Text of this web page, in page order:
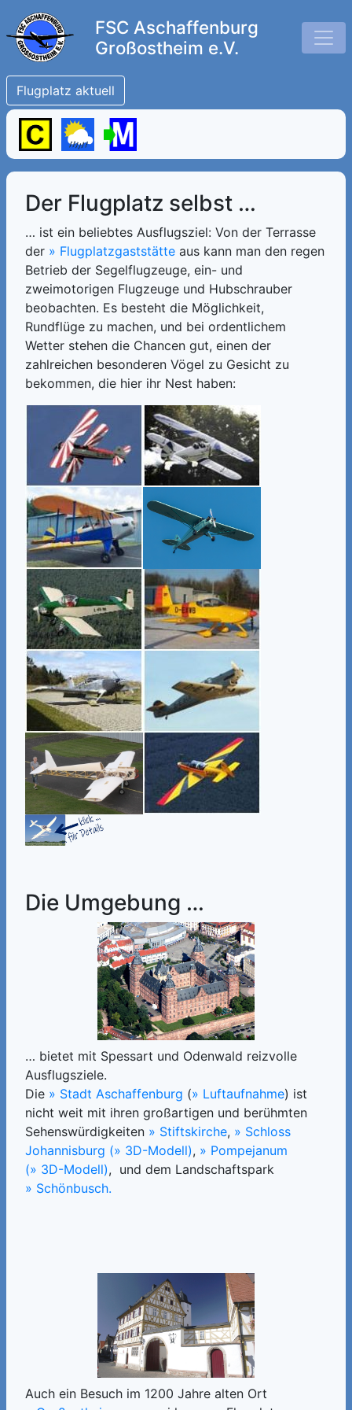
FSC Aschaffenburg
Großostheim e.V.
Der Flugplatz selbst …
… ist ein beliebtes Ausflugsziel: Von der Terrasse
der » Flugplatzgaststätte aus kann man den regen
Betrieb der Segelflugzeuge, ein- und
zweimotorigen Flugzeuge und Hubschrauber
beobachten. Es besteht die Möglichkeit,
Rundflüge zu machen, und bei ordentlichem
Wetter stehen die Chancen gut, einen der
zahlreichen besonderen Vögel zu Gesicht zu
bekommen, die hier ihr Nest haben:
Die Umgebung …
… bietet mit Spessart und Odenwald reizvolle
Ausflugsziele.
Die » Stadt Aschaffenburg (» Luftaufnahme) ist
nicht weit mit ihren großartigen und berühmten
Sehenswürdigkeiten » Stiftskirche, » Schloss
Johannisburg (» 3D-Modell), » Pompejanum
(» 3D-Modell), und dem Landschaftspark
» Schönbusch.
Auch ein Besuch im 1200 Jahre alten Ort
Flugplatz aktuell